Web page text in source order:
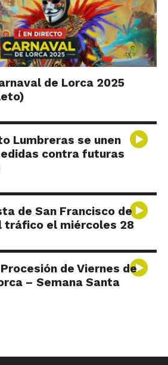
de Lorca 2025
Lumbreras se unen
contra futuras
de San Francisco de
tráfico el miércoles 28
Procesión de Viernes de
– Semana Santa